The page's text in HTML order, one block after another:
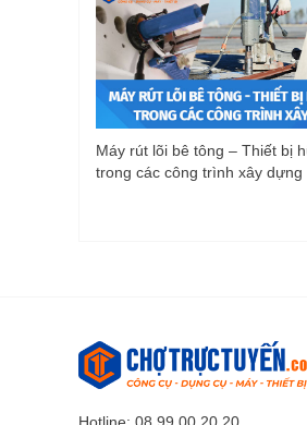
Máy rút lõi bê tông – Thiết bị
trong các công trình xây dựng
Hotline: 08 99 00 20 20